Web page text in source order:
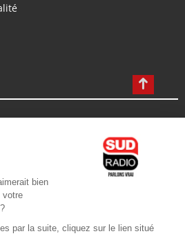
/ Android
l'application